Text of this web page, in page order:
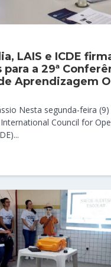
LAIS e ICDE
para a 29ª
Aprendizagem
Nesta segunda-feira
Council for